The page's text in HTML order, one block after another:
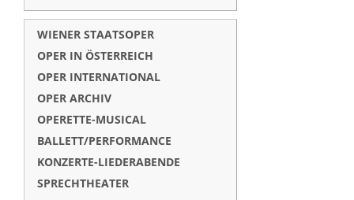
WIENER STAATSOPER
OPER IN ÖSTERREICH
OPER INTERNATIONAL
OPER ARCHIV
OPERETTE-MUSICAL
BALLETT/PERFORMANCE
KONZERTE-LIEDERABENDE
SPRECHTHEATER